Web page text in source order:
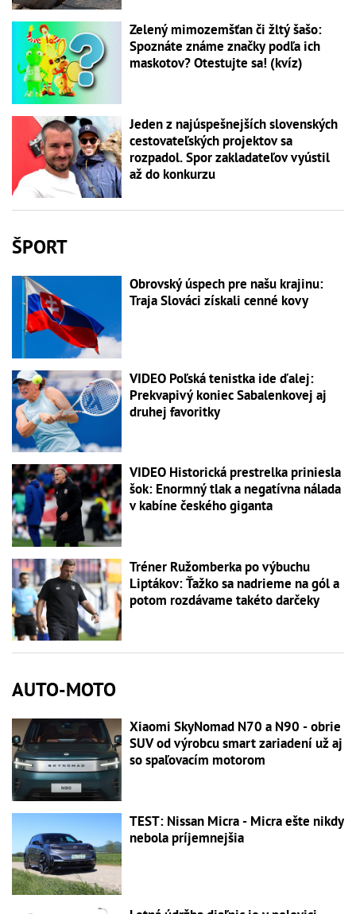
Zelený mimozemšťan či žltý šašo:
Spoznáte známe značky podľa ich
maskotov? Otestujte sa! (kvíz)
Jeden z najúspešnejších slovenských
cestovateľských projektov sa
rozpadol. Spor zakladateľov vyústil
až do konkurzu
ŠPORT
Obrovský úspech pre našu krajinu:
Traja Slováci získali cenné kovy
VIDEO Poľská tenistka ide ďalej:
Prekvapivý koniec Sabalenkovej aj
druhej favoritky
VIDEO Historická prestrelka priniesla
šok: Enormný tlak a negatívna nálada
v kabíne českého giganta
Tréner Ružomberka po výbuchu
Liptákov: Ťažko sa nadrieme na gól a
potom rozdávame takéto darčeky
AUTO-MOTO
Xiaomi SkyNomad N70 a N90 - obrie
SUV od výrobcu smart zariadení už aj
so spaľovacím motorom
TEST: Nissan Micra - Micra ešte nikdy
nebola príjemnejšia